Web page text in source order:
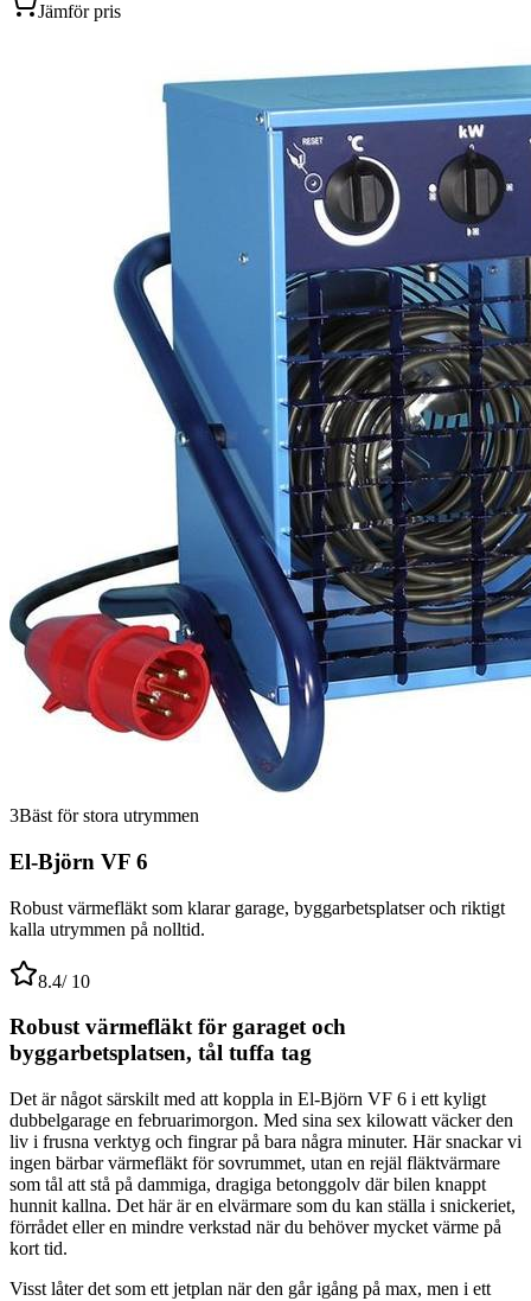
Jämför pris
3Bäst för stora utrymmen
El-Björn VF 6
Robust värmefläkt som klarar garage, byggarbetsplatser och riktigt
kalla utrymmen på nolltid.
8.4/ 10
Robust värmefläkt för garaget och
byggarbetsplatsen, tål tuffa tag
Det är något särskilt med att koppla in El-Björn VF 6 i ett kyligt
dubbelgarage en februarimorgon. Med sina sex kilowatt väcker den
liv i frusna verktyg och fingrar på bara några minuter. Här snackar vi
ingen bärbar värmefläkt för sovrummet, utan en rejäl fläktvärmare
som tål att stå på dammiga, dragiga betonggolv där bilen knappt
hunnit kallna. Det här är en elvärmare som du kan ställa i snickeriet,
förrådet eller en mindre verkstad när du behöver mycket värme på
kort tid.
Visst låter det som ett jetplan när den går igång på max, men i ett